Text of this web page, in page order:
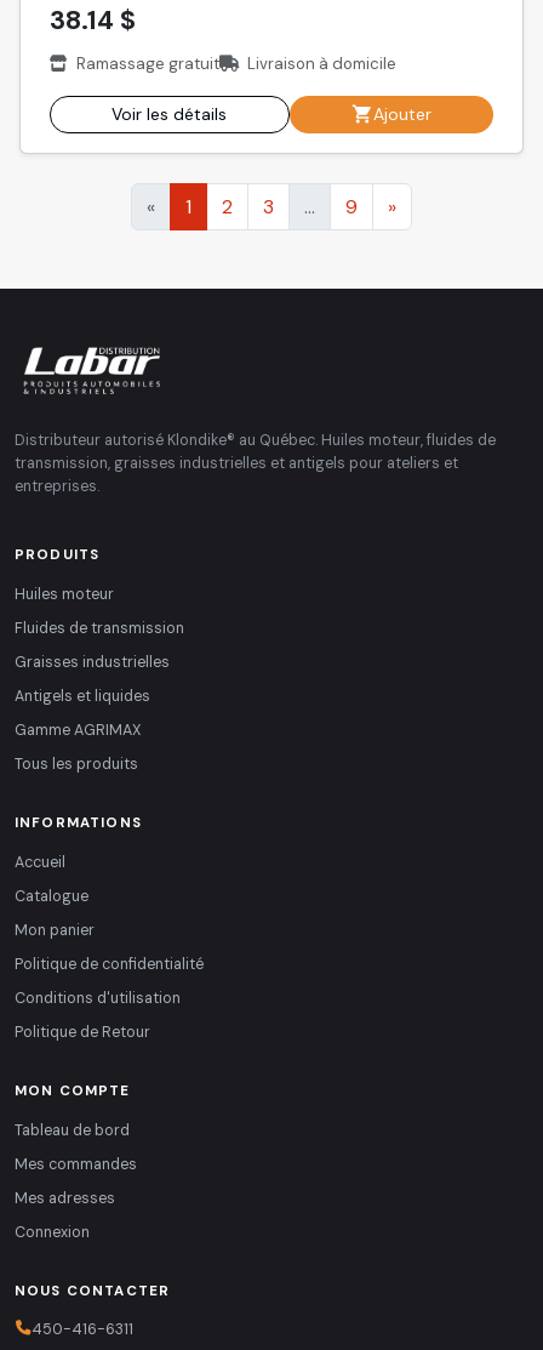
38.14 $
Ramassage gratuit Livraison à domicile
Voir les détails Ajouter
« 1 2 3 ... 9 »
Distributeur autorisé Klondike® au Québec. Huiles moteur, fluides de
transmission, graisses industrielles et antigels pour ateliers et
entreprises.
PRODUITS
Huiles moteur
Fluides de transmission
Graisses industrielles
Antigels et liquides
Gamme AGRIMAX
Tous les produits
INFORMATIONS
Accueil
Catalogue
Mon panier
Politique de confidentialité
Conditions d'utilisation
Politique de Retour
MON COMPTE
Tableau de bord
Mes commandes
Mes adresses
Connexion
NOUS CONTACTER
450-416-6311